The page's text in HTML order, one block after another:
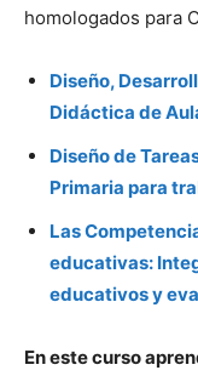
homologados para
Diseño,
Didáctica de
Diseño de
Primaria para
Las
educativas:
educativos y
En este curso